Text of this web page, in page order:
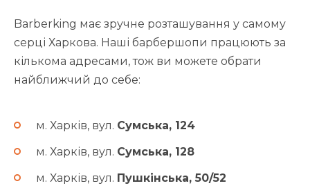
Barberking має зручне розташування у самому
серці Харкова. Наші барбершопи працюють за
кількома адресами, тож ви можете обрати
найближчий до себе:
м. Харків, вул. Сумська, 124
м. Харків, вул. Сумська, 128
м. Харків, вул. Пушкінська, 50/52